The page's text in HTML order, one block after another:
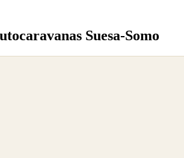
Suesa-Somo